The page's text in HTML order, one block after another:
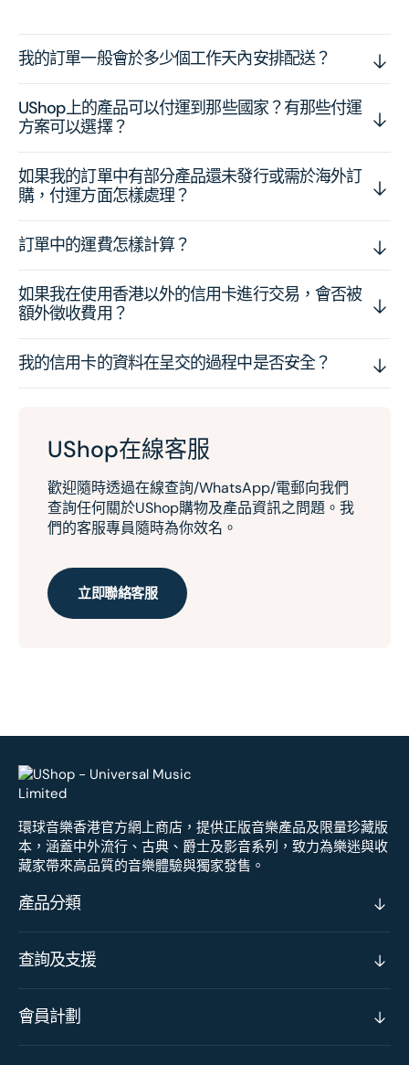
我的訂單一般會於多少個工作天內安排配送？
UShop上的產品可以付運到那些國家？有那些付運
方案可以選擇？
如果我的訂單中有部分產品還未發行或需於海外訂
購，付運方面怎樣處理？
訂單中的運費怎樣計算？
如果我在使用香港以外的信用卡進行交易，會否被
額外徵收費用？
我的信用卡的資料在呈交的過程中是否安全？
UShop在線客服
歡迎隨時透過在線查詢/WhatsApp/電郵向我們
查詢任何關於UShop購物及產品資訊之問題。我
們的客服專員隨時為你效名。
立即聯絡客服
環球音樂香港官方網上商店，提供正版音樂產品及限量珍藏版
本，涵蓋中外流行、古典、爵士及影音系列，致力為樂迷與收
藏家帶來高品質的音樂體驗與獨家發售。
產品分類
查詢及支援
會員計劃